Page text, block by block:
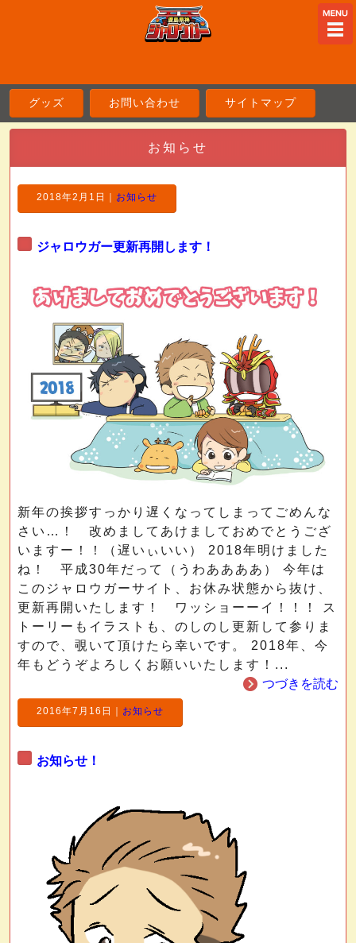
グッズ お問い合わせ サイトマップ
お知らせ
2018年2月1日 お知らせ
ジャロウガー更新再開します！
新年の挨拶すっかり遅くなってしまってごめんな
さい…！ 改めましてあけましておめでとうござ
いますー！！（遅いぃいい） 2018年明けました
ね！ 平成30年だって（うわああああ） 今年は
このジャロウガーサイト、お休み状態から抜け、
更新再開いたします！ ワッショーーイ！！！ ス
トーリーもイラストも、のしのし更新して参りま
すので、覗いて頂けたら幸いです。 2018年、今
年もどうぞよろしくお願いいたします！...
つづきを読む
2016年7月16日 お知らせ
お知らせ！